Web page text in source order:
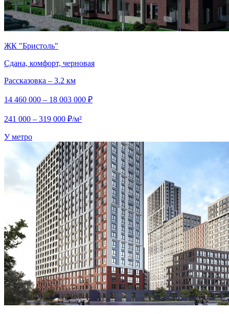
ЖК "Бристоль"
Сдана, комфорт, черновая
Рассказовка – 3.2 км
14 460 000 – 18 003 000 ₽
241 000 – 319 000 ₽/м²
У метро